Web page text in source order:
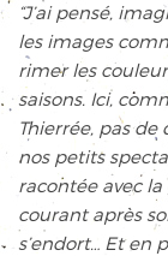
“J’ai pensé,
les images
rimer les
saisons. Ici,
Thierrée, pas
nos petits
racontée avec
courant après
s’endort… Et en